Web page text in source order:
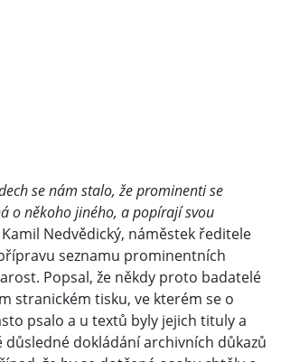
se nám stalo, že prominenti se
o někoho jiného, a popírají svou
Nedvědický, náměstek ředitele
seznamu prominentních
Popsal, že někdy proto badatelé
stranickém tisku, ve kterém se o
psalo a u textů byly jejich tituly a
důsledné dokládání archivních důkazů